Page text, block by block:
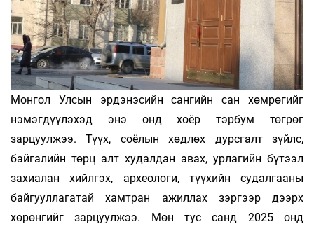
Монгол Улсын эрдэнэсийн сангийн сан хөмрөгийг
нэмэгдүүлэхэд энэ онд хоёр тэрбум төгрөг
зарцуулжээ. Түүх, соёлын хөдлөх дурсгалт зүйлс,
байгалийн төрц алт худалдан авах, урлагийн бүтээл
захиалан хийлгэх, археологи, түүхийн судалгааны
байгууллагатай хамтран ажил­лах зэргээр дээрх
хөрөнгийг зарцуулжээ. Мөн тус санд 2025 онд